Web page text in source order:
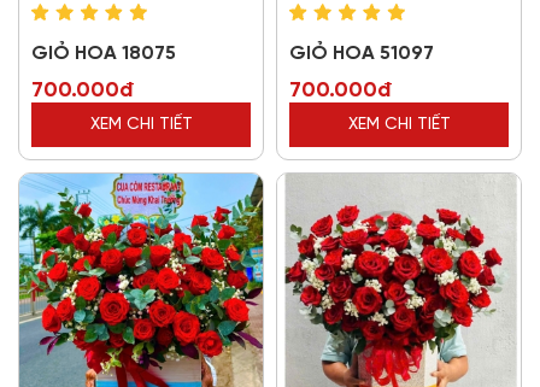
GIỎ HOA 18075
700.000đ
XEM CHI TIẾT
GIỎ HOA 51097
700.000đ
XEM CHI TIẾT